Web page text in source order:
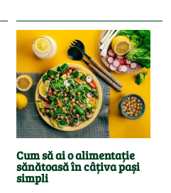
Cum să ai o alimentație
sănătoasă în câțiva pași
simpli